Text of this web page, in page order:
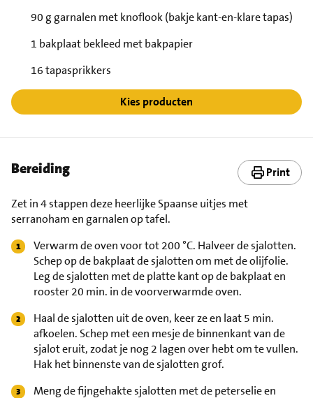
90 g garnalen met knoflook (bakje kant-en-klare tapas)
1 bakplaat bekleed met bakpapier
16 tapasprikkers
Kies producten
Bereiding Print
Zet in 4 stappen deze heerlijke Spaanse uitjes met
serranoham en garnalen op tafel.
Verwarm de oven voor tot 200 °C. Halveer de sjalotten.
Schep op de bakplaat de sjalotten om met de olijfolie.
Leg de sjalotten met de platte kant op de bakplaat en
rooster 20 min. in de voorverwarmde oven.
Haal de sjalotten uit de oven, keer ze en laat 5 min.
afkoelen. Schep met een mesje de binnenkant van de
sjalot eruit, zodat je nog 2 lagen over hebt om te vullen.
Hak het binnenste van de sjalotten grof.
Meng de fijngehakte sjalotten met de peterselie en